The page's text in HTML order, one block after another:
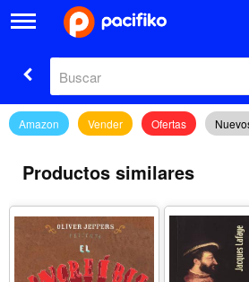
Amazon Vender Ofertas
Productos similares